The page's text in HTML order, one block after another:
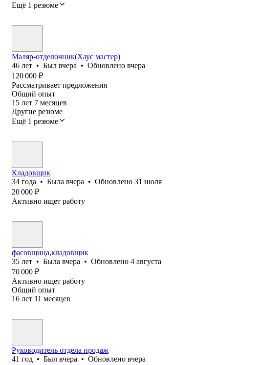
Ещё 1 резюме
Маляр-отделочник(Хаус мастер)
46 лет • Был вчера • Обновлено вчера
120 000 ₽
Рассматривает предложения
Общий опыт
15 лет 7 месяцев
Другие резюме
Ещё 1 резюме
Кладовщик
34 года • Была вчера • Обновлено 31 июля
20 000 ₽
Активно ищет работу
фасовщица,кладовщик
35 лет • Была вчера • Обновлено 4 августа
70 000 ₽
Активно ищет работу
Общий опыт
16 лет 11 месяцев
Руководитель отдела продаж
41 год • Был вчера • Обновлено вчера